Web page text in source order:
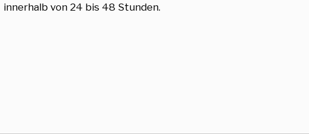
innerhalb von 24 bis 48 Stunden.